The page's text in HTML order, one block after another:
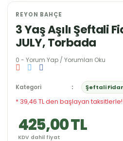
REYON BAHÇE
3 Yaş Aşılı Şeftali
JULY, Torbada
0 - Yorum Yap / Yorumları Oku
Kategori Şeftali
* 39,46 TL den başlayan taksitlerle!
425,00 TL
KDV dahil fiyat